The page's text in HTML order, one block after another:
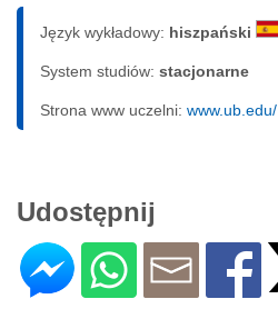
Język wykładowy: hiszpański
System studiów: sta­cjo­nar­ne
Strona www uczelni: www.ub.edu/
Udostępnij